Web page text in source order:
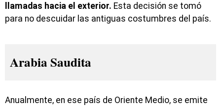
llamadas hacia el exterior. Esta decisión se tomó
para no descuidar las antiguas costumbres del país.
Arabia Saudita
Anualmente, en ese país de Oriente Medio, se emite